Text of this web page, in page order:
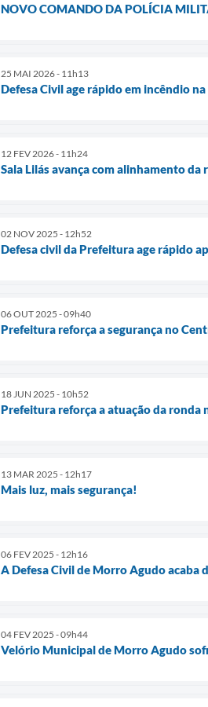
NOVO COMANDO DA POLÍCIA
25 MAI 2026 - 11h13
Defesa Civil age rápido em incêndio
12 FEV 2026 - 11h24
Sala Lilás avança com alinhamento da
02 NOV 2025 - 12h52
Defesa civil da Prefeitura age rápido
06 OUT 2025 - 09h40
Prefeitura reforça a segurança no
18 JUN 2025 - 10h52
Prefeitura reforça a atuação da ronda
13 MAR 2025 - 12h17
Mais luz, mais segurança!
06 FEV 2025 - 12h16
A Defesa Civil de Morro Agudo acaba
04 FEV 2025 - 09h44
Velório Municipal de Morro Agudo